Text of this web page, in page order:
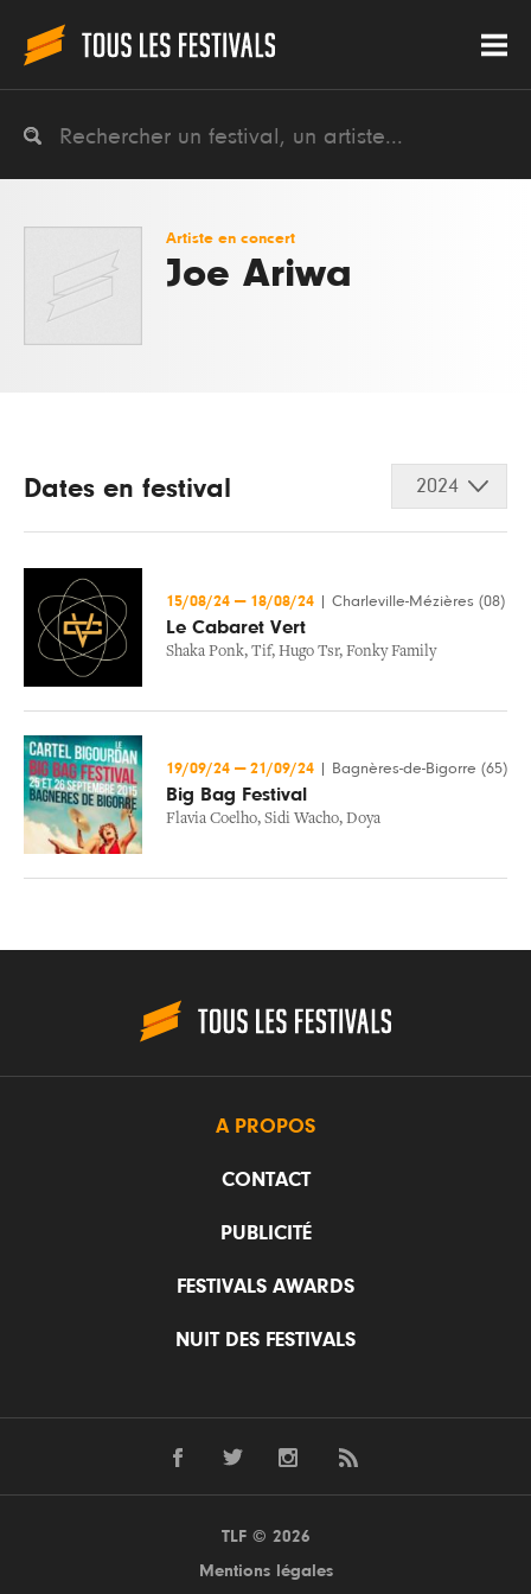
Artiste en concert
Joe Ariwa
Dates en festival 2024
15/08/24 — 18/08/24 Charleville-Mézières (08)
Le Cabaret Vert
Shaka Ponk, Tif, Hugo Tsr, Fonky Family
19/09/24 — 21/09/24 Bagnères-de-Bigorre (65)
Big Bag Festival
Flavia Coelho, Sidi Wacho, Doya
A PROPOS
CONTACT
PUBLICITÉ
FESTIVALS AWARDS
NUIT DES FESTIVALS
TLF © 2026
Mentions légales